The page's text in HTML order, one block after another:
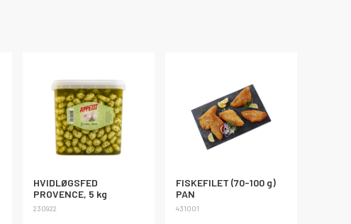
HVIDLØGSFED
PROVENCE, 5 kg
230922
FISKEFILET (70-100 g)
PAN
431001